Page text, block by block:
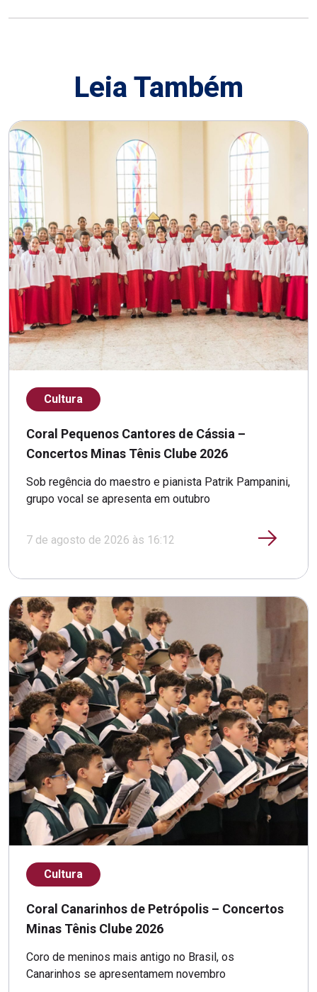
Leia Também
Cultura
Coral Pequenos Cantores de Cássia –
Concertos Minas Tênis Clube 2026
Sob regência do maestro e pianista Patrik Pampanini,
grupo vocal se apresenta em outubro
7 de agosto de 2026 às 16:12
Cultura
Coral Canarinhos de Petrópolis – Concertos
Minas Tênis Clube 2026
Coro de meninos mais antigo no Brasil, os
Canarinhos se apresentamem novembro